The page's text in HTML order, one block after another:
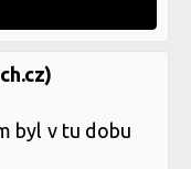
byl v tu dobu